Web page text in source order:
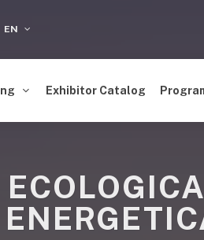
EN
Exhibitor Catalog